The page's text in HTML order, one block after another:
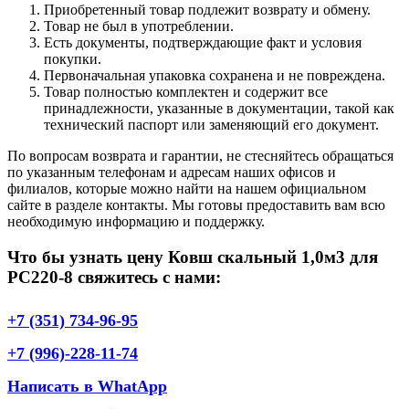
Приобретенный товар подлежит возврату и обмену.
Товар не был в употреблении.
Есть документы, подтверждающие факт и условия
покупки.
Первоначальная упаковка сохранена и не повреждена.
Товар полностью комплектен и содержит все
принадлежности, указанные в документации, такой как
технический паспорт или заменяющий его документ.
По вопросам возврата и гарантии, не стесняйтесь обращаться
по указанным телефонам и адресам наших офисов и
филиалов, которые можно найти на нашем официальном
сайте в разделе контакты. Мы готовы предоставить вам всю
необходимую информацию и поддержку.
Что бы узнать цену Ковш скальный 1,0м3 для
РС220-8 свяжитесь с нами:
+7 (351) 734-96-95
+7 (996)-228-11-74
Написать в WhatApp